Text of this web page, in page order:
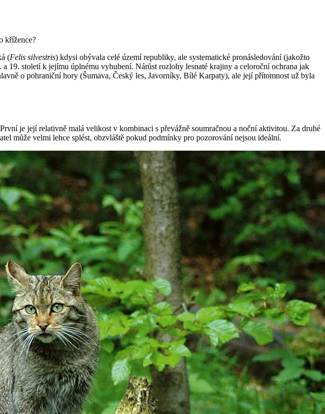
křížence?
(Felis silvestris) kdysi obývala celé území republiky, ale systematické pronásledování (jakožto
19. století k jejímu úplnému vyhubení. Nárůst rozlohy lesnaté krajiny a celoroční ochrana jak
o pohraniční hory (Šumava, Český les, Javorníky, Bílé Karpaty), ale její přítomnost už byla
je její relativně malá velikost v kombinaci s převážně soumračnou a noční aktivitou. Za druhé
může velmi lehce splést, obzvláště pokud podmínky pro pozorování nejsou ideální.